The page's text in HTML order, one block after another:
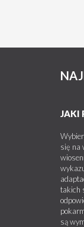
JAKI
się na
takich
są